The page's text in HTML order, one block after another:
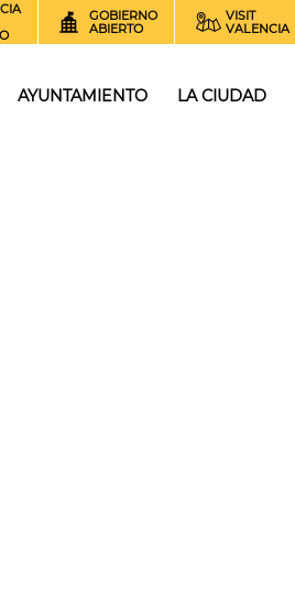
GOBIERNO
ABIERTO
VISIT
VALENCIA
AYUNTAMIENTO LA CIUDAD